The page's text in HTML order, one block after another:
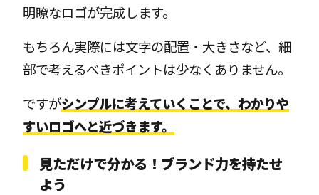
明瞭なロゴが完成します。
もちろん実際には文字の配置・大きさなど、細
部で考えるべきポイントは少なくありません。
ですがシンプルに考えていくことで、わかりや
すいロゴへと近づきます。
見ただけで分かる！ブランド力を持たせ
よう